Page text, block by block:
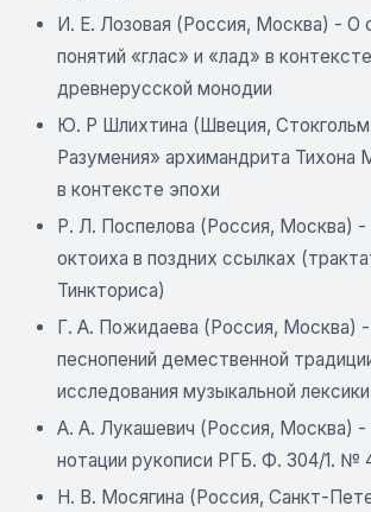
И. Е. Лозовая (Россия, Москва) - О
понятий «глас» и «лад» в
древнерусской монодии
Ю. Р Шлихтина (Швеция,
Разумения» архимандрита Тихона
в контексте эпохи
Р. Л. Поспелова (Россия, Москва) -
октоиха в поздних ссылках
Тинкториса)
Г. А. Пожидаева (Россия, Москва)
песнопений демественной
исследования музыкальной
А. А. Лукашевич (Россия, Москва)
нотации рукописи РГБ. Ф. 304/1. №
Н. В. Мосягина (Россия, Санкт-